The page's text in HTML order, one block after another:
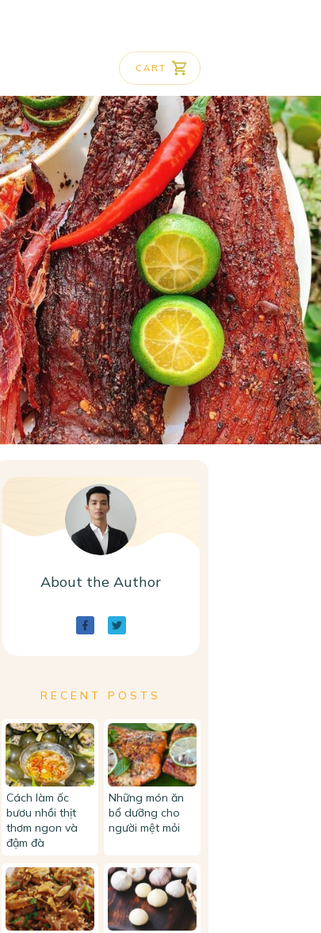
CART
About the Author
RECENT POSTS
Cách làm ốc
bươu nhồi thịt
thơm ngon và
đậm đà
Những món ăn
bổ dưỡng cho
người mệt mỏi